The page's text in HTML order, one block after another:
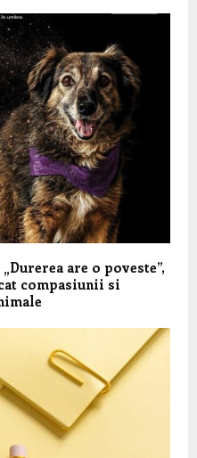
are o poveste”,
compasiunii si